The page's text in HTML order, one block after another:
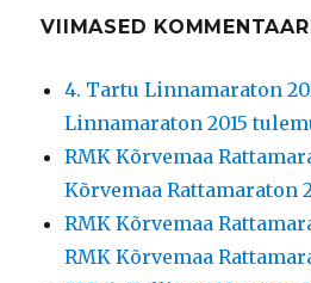
VIIMASED
4. Tartu Linnamaraton
Linnamaraton 2015
RMK Kõrvemaa
Kõrvemaa Rattamaraton
RMK Kõrvemaa
RMK Kõrvemaa